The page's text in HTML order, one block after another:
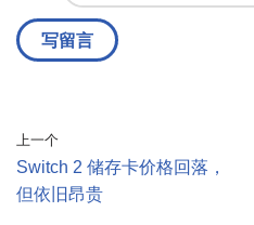
上一个
Switch 2 储存卡价格回落，
但依旧昂贵